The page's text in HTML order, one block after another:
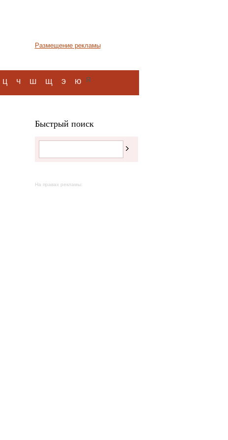
Размещение рекламы
ц ч ш щ э ю я
Быстрый поиск
На правах рекламы: